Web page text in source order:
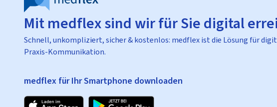
Mit medflex sind wir für Sie digital
Schnell, unkompliziert, sicher & kostenlos: medflex ist die Lösung für
Praxis-Kommunikation.
medflex für Ihr Smartphone downloaden